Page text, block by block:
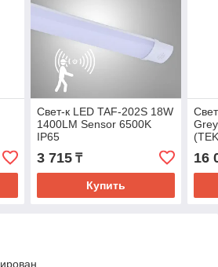
Свет-к LED TAF-202S 18W
1400LM Sensor 6500K
IP65
3 715₸
Купить
16